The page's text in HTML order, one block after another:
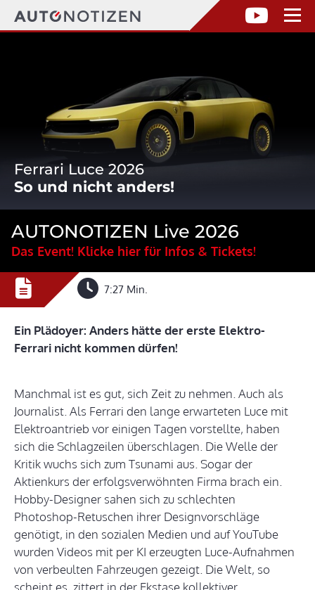
Ferrari Luce 2026
So und nicht anders!
AUTONOTIZEN Live 2026
Das Event! Klicke hier für Infos & Tickets!
7:27 Min.
Ein Plädoyer: Anders hätte der erste Elektro-
Ferrari nicht kommen dürfen!
Manchmal ist es gut, sich Zeit zu nehmen. Auch als
Journalist. Als Ferrari den lange erwarteten Luce mit
Elektroantrieb vor einigen Tagen vorstellte, haben
sich die Schlagzeilen überschlagen. Die Welle der
Kritik wuchs sich zum Tsunami aus. Sogar der
Aktienkurs der erfolgsverwöhnten Firma brach ein.
Hobby-Designer sahen sich zu schlechten
Photoshop-Retuschen ihrer Designvorschläge
genötigt, in den sozialen Medien und auf YouTube
wurden Videos mit per KI erzeugten Luce-Aufnahmen
von verbeulten Fahrzeugen gezeigt. Die Welt, so